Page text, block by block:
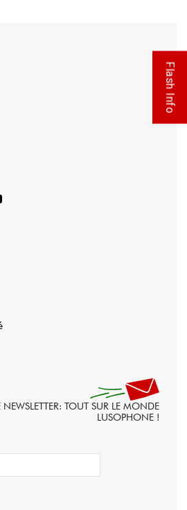
NEWSLETTER: TOUT SUR LE MONDE
LUSOPHONE !
Flash Info